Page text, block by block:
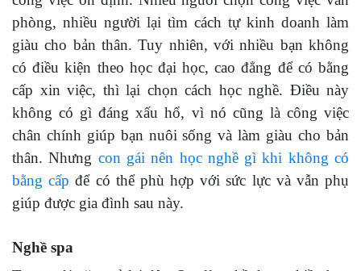
phòng, nhiều người lại tìm cách tự kinh doanh làm
giàu cho bản thân. Tuy nhiên, với nhiều bạn không
có điều kiện theo học đại học, cao đẳng để có bằng
cấp xin việc, thì lại chọn cách học nghề. Điều này
không có gì đáng xấu hổ, vì nó cũng là công việc
chân chính giúp bạn nuôi sống và làm giàu cho bản
thân. Nhưng con gái nên học nghề gì khi không có
bằng cấp để có thể phù hợp với sức lực và vẫn phụ
giúp được gia đình sau này.
Nghề spa